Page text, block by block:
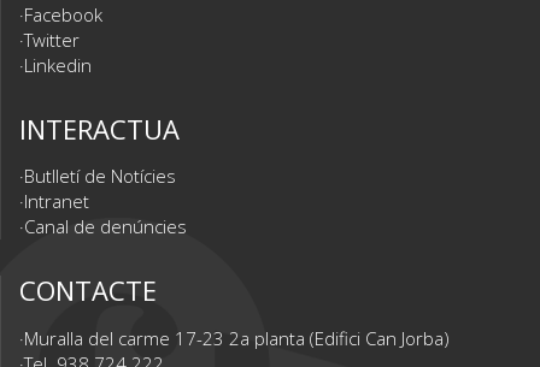
Facebook
Twitter
Linkedin
INTERACTUA
Butlletí de Notícies
Intranet
Canal de denúncies
CONTACTE
Muralla del carme 17-23 2a planta (Edifici Can Jorba)